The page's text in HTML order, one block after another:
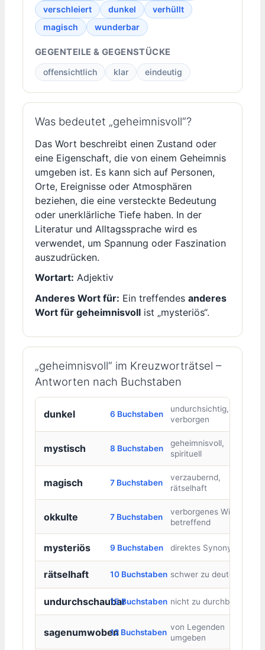
verschleiert
dunkel
verhüllt
magisch
wunderbar
GEGENTEILE & GEGENSTÜCKE
offensichtlich klar eindeutig
Was bedeutet „geheimnisvoll“?
Das Wort beschreibt einen Zustand oder
eine Eigenschaft, die von einem Geheimnis
umgeben ist. Es kann sich auf Personen,
Orte, Ereignisse oder Atmosphären
beziehen, die eine versteckte Bedeutung
oder unerklärliche Tiefe haben. In der
Literatur und Alltagssprache wird es
verwendet, um Spannung oder Faszination
auszudrücken.
Wortart: Adjektiv
Anderes Wort für: Ein treffendes anderes
Wort für geheimnisvoll ist „mysteriös“.
„geheimnisvoll“ im Kreuzworträtsel –
Antworten nach Buchstaben
dunkel 6 Buchstaben
undurchsichtig,
verborgen
mystisch 8 Buchstaben
geheimnisvoll,
spirituell
magisch 7 Buchstaben
verzaubernd,
rätselhaft
okkulte 7 Buchstaben
verborgenes Wissen
betreffend
mysteriös 9 Buchstaben direktes Synonym
rätselhaft 10 Buchstaben schwer zu deuten
undurchschaubar15 Buchstaben nicht zu durchblicken
sagenumwoben12 Buchstaben
von Legenden
umgeben